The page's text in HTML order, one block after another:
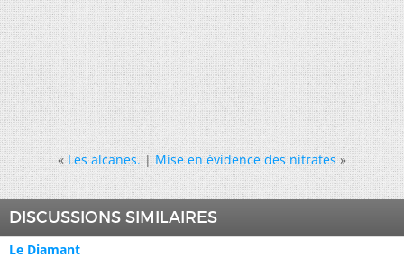
« Les alcanes.|Mise en évidence des nitrates »
DISCUSSIONS SIMILAIRES
Le Diamant